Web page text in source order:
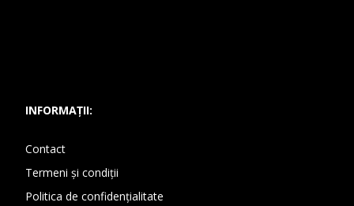
INFORMAȚII:
Contact
Termeni și condiții
Politica de confidențialitate